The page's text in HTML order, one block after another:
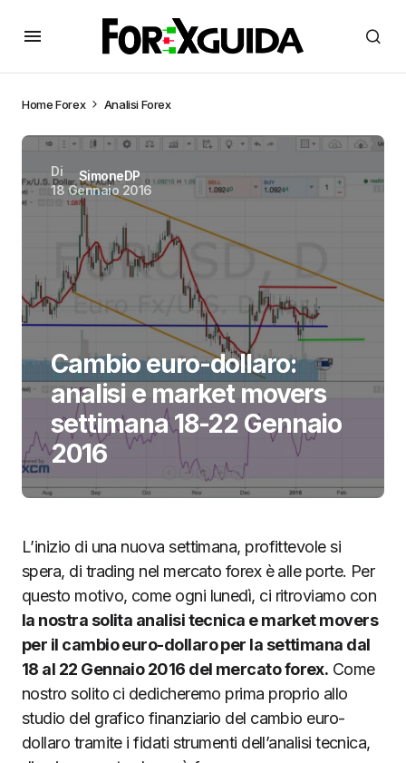
HomeForex Analisi Forex
Di
SimoneDP
18 Gennaio 2016
Cambio euro-dollaro:
analisi e market movers
settimana 18-22 Gennaio
2016
L’inizio di una nuova settimana, profittevole si
spera, di trading nel mercato forex è alle porte. Per
questo motivo, come ogni lunedì, ci ritroviamo con
la nostra solita analisi tecnica e market movers
per il cambio euro-dollaro per la settimana dal
18 al 22 Gennaio 2016 del mercato forex. Come
nostro solito ci dedicheremo prima proprio allo
studio del grafico finanziario del cambio euro-
dollaro tramite i fidati strumenti dell’analisi tecnica,